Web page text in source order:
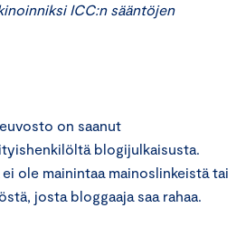
ICC:n sääntöjen
on saanut
blogijulkaisusta.
ei ole mainintaa mainoslinkeistä tai
josta bloggaaja saa rahaa.